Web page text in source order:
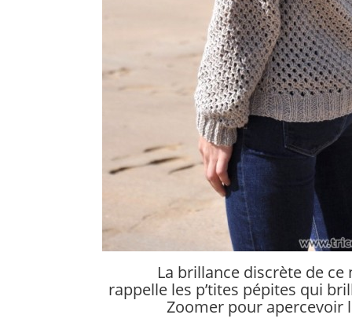
La brillance discrète de ce
rappelle les p’tites pépites qui
Zoomer pour apercevoir